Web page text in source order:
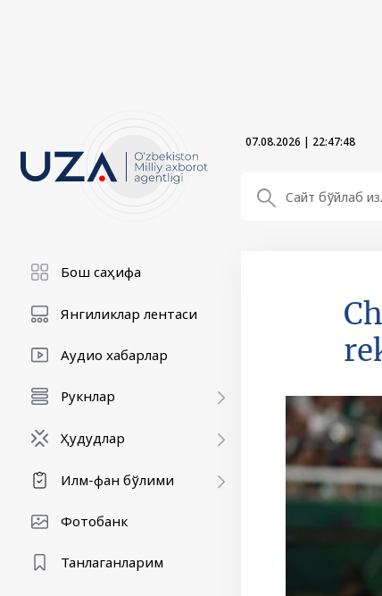
07.08.2026 | 22:47:49
Бош саҳифа
Янгиликлар лентаси
Аудио хабарлар
Рукнлар
Ҳудудлар
Илм-фан бўлими
Фотобанк
Танлаганларим